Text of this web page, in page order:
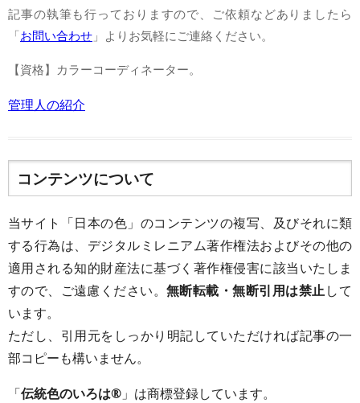
記事の執筆も行っておりますので、ご依頼などありましたら
「お問い合わせ 」よりお気軽にご連絡ください。
【資格】カラーコーディネーター。
管理人の紹介
コンテンツについて
当サイト「日本の色」のコンテンツの複写、及びそれに類
する行為は、デジタルミレニアム著作権法およびその他の
適用される知的財産法に基づく著作権侵害に該当いたしま
すので、ご遠慮ください。 無断転載・無断引用は禁止して
います。
ただし、引用元をしっかり明記していただければ記事の一
部コピーも構いません。
「伝統色のいろは® 」は商標登録しています。